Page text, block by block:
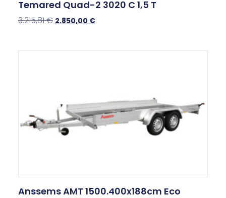
Temared Quad-2 3020 C 1,5 T
3.215,81€ 2.850,00 €
Anssems AMT 1500.400x188cm Eco